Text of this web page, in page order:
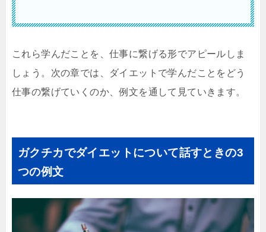
これら学んだことを、仕事に繋げる形でアピールしま
しょう。次の章では、ダイエットで学んだことをどう
仕事の繋げていくのか、例文を通して見ていきます。
ガクチカでダイエットについて話すときの3
つの例文